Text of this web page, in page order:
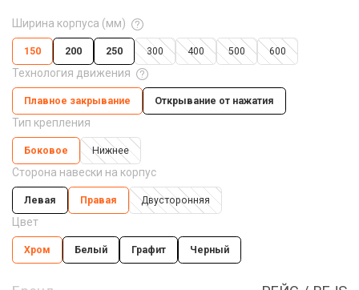
Ширина корпуса (мм)
150 200 250 300 400 500 600
Технология движения
Плавное закрывание Открывание от нажатия
Тип крепления
Боковое Нижнее
Сторона навески на корпус
Левая Правая Двусторонняя
Цвет
Хром Белый Графит Черный